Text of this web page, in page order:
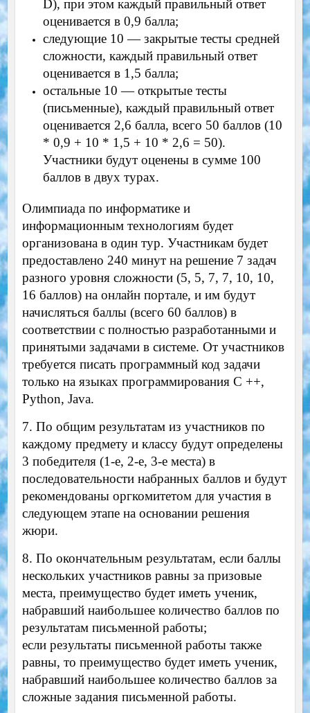
D), при этом каждый правильный ответ
оценивается в 0,9 балла;
следующие 10 — закрытые тесты средней
сложности, каждый правильный ответ
оценивается в 1,5 балла;
остальные 10 — открытые тесты
(письменные), каждый правильный ответ
оценивается 2,6 балла, всего 50 баллов (10
* 0,9 + 10 * 1,5 + 10 * 2,6 = 50).
Участники будут оценены в сумме 100
баллов в двух турах.
Олимпиада по информатике и
информационным технологиям будет
организована в один тур. Участникам будет
предоставлено 240 минут на решение 7 задач
разного уровня сложности (5, 5, 7, 7, 10, 10,
16 баллов) на онлайн портале, и им будут
начисляться баллы (всего 60 баллов) в
соответствии с полностью разработанными и
принятыми задачами в системе. От участников
требуется писать программный код задачи
только на языках программирования C ++,
Python, Java.
7. По общим результатам из участников по
каждому предмету и классу будут определены
3 победителя (1-е, 2-е, 3-е места) в
последовательности набранных баллов и будут
рекомендованы оргкомитетом для участия в
следующем этапе на основании решения
жюри.
8. По окончательным результатам, если баллы
нескольких участников равны за призовые
места, преимущество будет иметь ученик,
набравший наибольшее количество баллов по
результатам письменной работы;
если результаты письменной работы также
равны, то преимущество будет иметь ученик,
набравший наибольшее количество баллов за
сложные задания письменной работы.